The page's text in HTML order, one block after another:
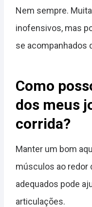
Nem sempre.
inofensivos, mas
se acompanhados
Como
dos meus
corrida?
Manter um bom
músculos ao redor
adequados pode
articulações.